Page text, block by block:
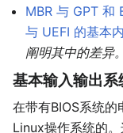
MBR 与 GPT 和
与 UEFI 的基本
阐明其中的差异。
基本输入输出系
在带有BIOS系统的
Linux操作系统的